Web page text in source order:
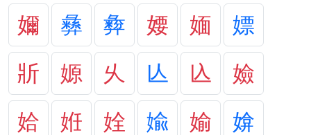
嬭
彝 彜 婹 媔
嫖
斨
嫄 乆 亾 兦
嬐
姶
姙 姾 婾 媮
媕